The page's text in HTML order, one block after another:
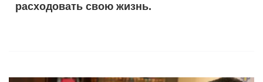
расходовать свою жизнь.